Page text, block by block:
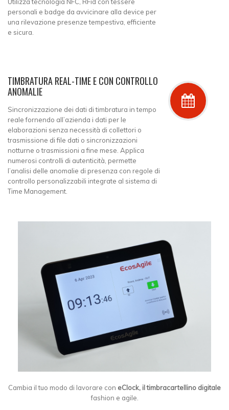
personali e badge da avvicinare alla device per
una rilevazione presenze tempestiva, efficiente
e sicura.
TIMBRATURA REAL-TIME E CON CONTROLLO
ANOMALIE
Sincronizzazione dei dati di timbratura in tempo
reale fornendo all’azienda i dati per le
elaborazioni senza necessità di collettori o
trasmissione di file dati o sincronizzazioni
notturne o trasmissioni a fine mese. Applica
numerosi controlli di autenticità, permette
l’analisi delle anomalie di presenza con regole di
controllo personalizzabili integrate al sistema di
Time Management.
Cambia il tuo modo di lavorare con eClock, il timbracartellino digitale
fashion e agile.